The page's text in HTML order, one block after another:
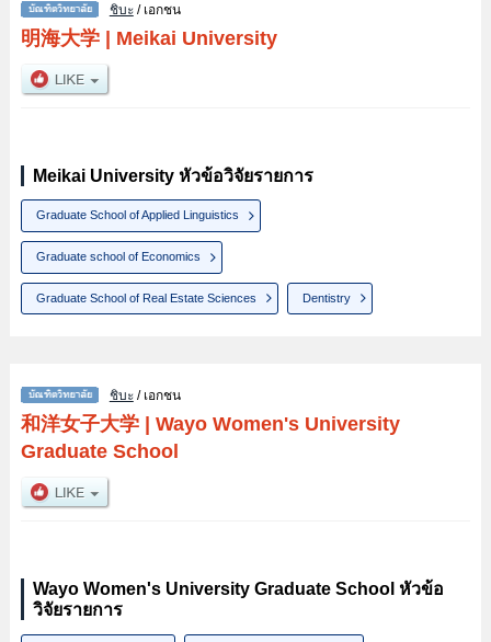
ชิบะ/ เอกชน
明海大学| Meikai University
Meikai University หัวข้อวิจัยรายการ
Graduate School of Applied Linguistics
Graduate school of Economics
Graduate School of Real Estate Sciences Dentistry
ชิบะ/ เอกชน
和洋女子大学| Wayo Women's University
Graduate School
Wayo Women's University Graduate School หัวข้อ
วิจัยรายการ